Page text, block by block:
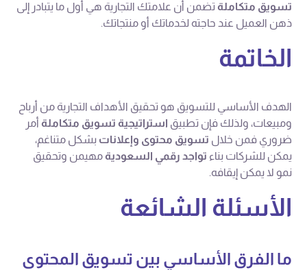
تسويق متكاملة تضمن أن علامتك التجارية هي أول ما يتبادر إلى
ذهن العميل عند حاجته لخدماتك أو منتجاتك.
الخاتمة
الهدف الأساسي للتسويق هو تحقيق الأهداف التجارية من أرباح
ومبيعات، ولذلك فإن تطبيق استراتيجية تسويق متكاملة أمر
ضروري فمن خلال تسويق محتوى وإعلانات بشكل متناغم،
يمكن للشركات بناء تواجد رقمي السعودية مهيمن وتحقيق
نمو لا يمكن إيقافه.
الأسئلة الشائعة
ما الفرق الأساسي بين تسويق المحتوى